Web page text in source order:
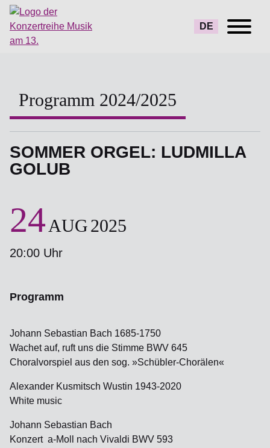
DE
Programm 2024/2025
SOMMER ORGEL: LUDMILLA
GOLUB
24 AUG2025
20:00 Uhr
Programm
Johann Sebastian Bach 1685-1750
Wachet auf, ruft uns die Stimme BWV 645
Choralvorspiel aus den sog. »Schübler-Chorälen«
Alexander Kusmitsch Wustin 1943-2020
White music
Johann Sebastian Bach
Konzert a-Moll nach Vivaldi BWV 593